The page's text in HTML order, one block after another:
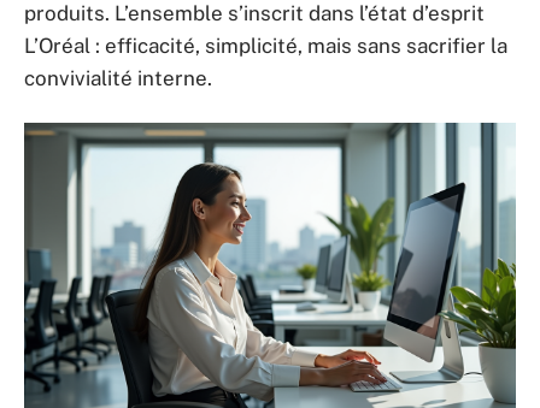
produits. L’ensemble s’inscrit dans l’état d’esprit
L’Oréal : efficacité, simplicité, mais sans sacrifier la
convivialité interne.